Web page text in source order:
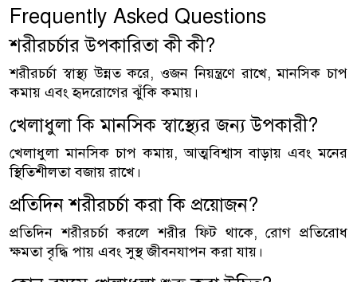
Frequently Asked Questions
শরীরচর্চার উপকারিতা কী কী?
শরীরচর্চা স্বাস্থ্য উন্নত করে, ওজন নিয়ন্ত্রণে রাখে, মানসিক চাপ
কমায় এবং হৃদরোগের ঝুঁকি কমায়।
খেলাধুলা কি মানসিক স্বাস্থ্যের জন্য উপকারী?
খেলাধুলা মানসিক চাপ কমায়, আত্মবিশ্বাস বাড়ায় এবং মনের
স্থিতিশীলতা বজায় রাখে।
প্রতিদিন শরীরচর্চা করা কি প্রয়োজন?
প্রতিদিন শরীরচর্চা করলে শরীর ফিট থাকে, রোগ প্রতিরোধ
ক্ষমতা বৃদ্ধি পায় এবং সুস্থ জীবনযাপন করা যায়।